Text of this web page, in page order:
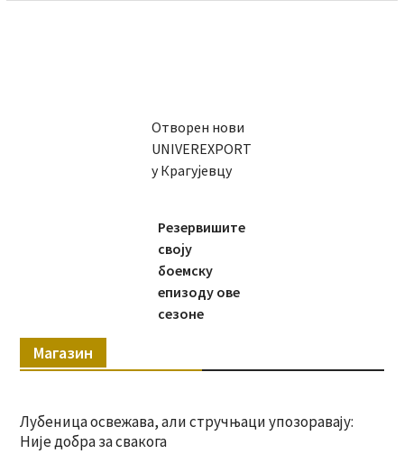
Отворен нови
UNIVEREXPORT
у Крагујевцу
Резервишите
своју
боемску
епизоду ове
сезоне
Магазин
Лубеница освежава, али стручњаци упозоравају:
Није добра за свакога